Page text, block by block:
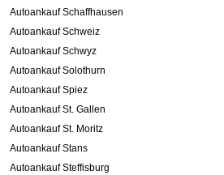
Autoankauf Schaffhausen
Autoankauf Schweiz
Autoankauf Schwyz
Autoankauf Solothurn
Autoankauf Spiez
Autoankauf St. Gallen
Autoankauf St. Moritz
Autoankauf Stans
Autoankauf Steffisburg